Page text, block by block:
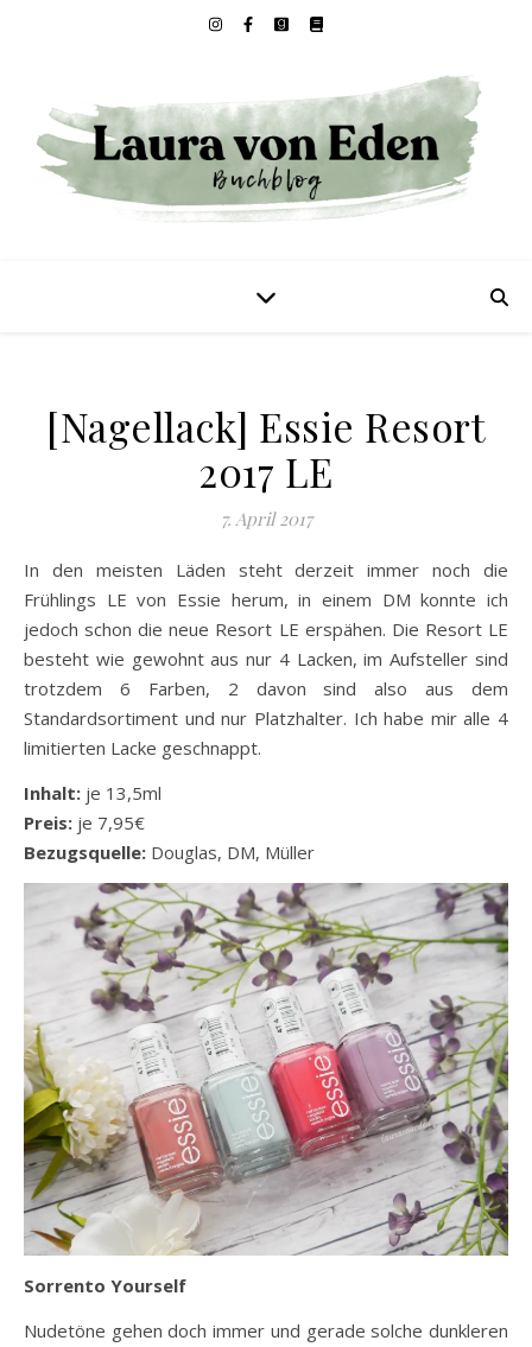
[Nagellack] Essie Resort
2017 LE
7. April 2017
In den meisten Läden steht derzeit immer noch die
Frühlings LE von Essie herum, in einem DM konnte ich
jedoch schon die neue Resort LE erspähen. Die Resort LE
besteht wie gewohnt aus nur 4 Lacken, im Aufsteller sind
trotzdem 6 Farben, 2 davon sind also aus dem
Standardsortiment und nur Platzhalter. Ich habe mir alle 4
limitierten Lacke geschnappt.
Inhalt: je 13,5ml
Preis: je 7,95€
Bezugsquelle: Douglas, DM, Müller
Sorrento Yourself
Nudetöne gehen doch immer und gerade solche dunkleren